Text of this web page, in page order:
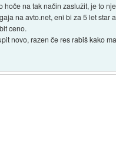
na tak način zaslužit, je to
na avto.net, eni bi za 5 let star
ceno.
novo, razen če res rabiš kako